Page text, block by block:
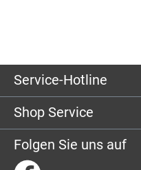
Service-Hotline
Shop Service
Folgen Sie uns auf